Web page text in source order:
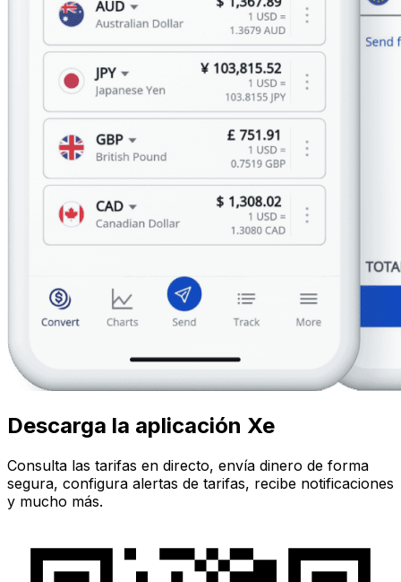
Descarga la aplicación Xe
Consulta las tarifas en directo, envía dinero de forma
segura, configura alertas de tarifas, recibe notificaciones
y mucho más.